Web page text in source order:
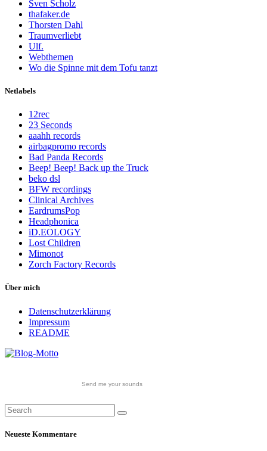
Sven Scholz
thafaker.de
Thorsten Dahl
Traumverliebt
Ulf.
Webthemen
Wo die Spinne mit dem Tofu tanzt
Netlabels
12rec
23 Seconds
aaahh records
airbagpromo records
Bad Panda Records
Beep! Beep! Back up the Truck
beko dsl
BFW recordings
Clinical Archives
EardrumsPop
Headphonica
iD.EOLOGY
Lost Children
Mimonot
Zorch Factory Records
Über mich
Datenschutzerklärung
Impressum
README
Send me your sounds
Neueste Kommentare